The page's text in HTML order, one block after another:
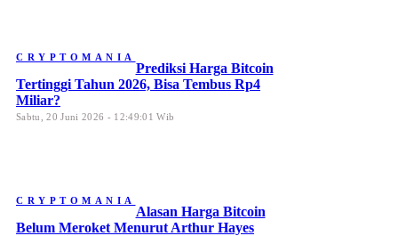
CRYPTOMANIA
Prediksi Harga Bitcoin
Tertinggi Tahun 2026, Bisa Tembus Rp4
Miliar?
Sabtu, 20 Juni 2026 - 12:49:01 Wib
CRYPTOMANIA
Alasan Harga Bitcoin
Belum Meroket Menurut Arthur Hayes